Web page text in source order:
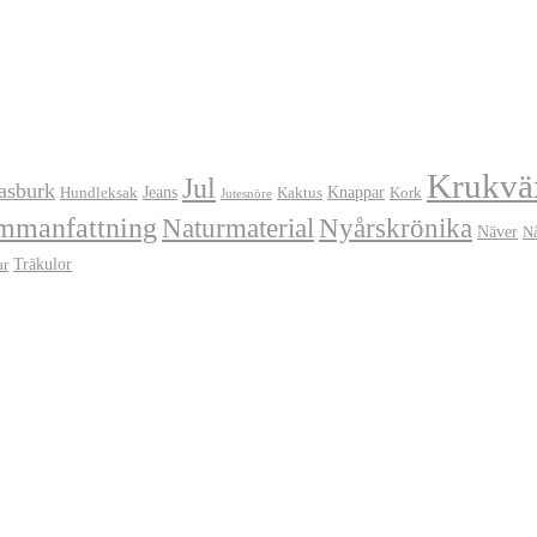
Hundleksak Jeans Jul Jutesnöre Kaktus Knappar Kork
Naturmaterial Nyårskrönika Näver
Träkulor